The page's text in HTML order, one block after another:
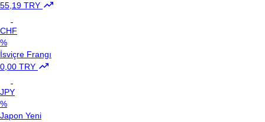
55,19 TRY
CHF
%
İsviçre Frangı
0,00 TRY
JPY
%
Japon Yeni